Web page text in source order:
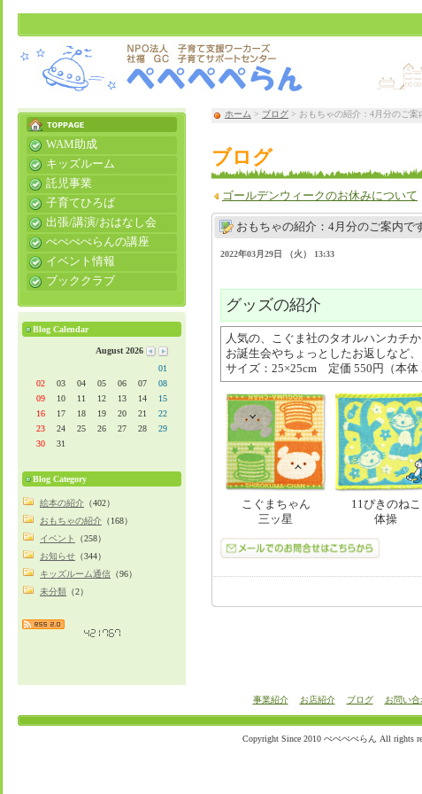
ホーム > ブログ > おもちゃの紹介：4月分のご案
ブログ
ゴールデンウィークのお休みについて
おもちゃの紹介：4月分のご案内で
2022年03月29日 （火） 13:33
グッズの紹介
人気の、こぐま社のタオルハンカチ
お誕生会やちょっとしたお返しなど
サイズ：25×25cm 定価 550円（本
こぐまちゃん
三ッ星
11ぴきのねこ
体操
WAM助成
キッズルーム
託児事業
子育てひろば
出張/講演/おはなし会
ぺぺぺぺらんの講座
イベント情報
ブッククラブ
Blog Calendar
August 2026
01
02
03 04 05 06 07
08
09
10 11 12 13 14
15
16
17 18 19 20 21
22
23
24 25 26 27 28
29
30
31
Blog Category
絵本の紹介 （402）
おもちゃの紹介 （168）
イベント
（258）
お知らせ （344）
キッズルーム通信 （96）
未分類 （2）
事業紹介 お店紹介 ブログ お問い合
Copyright Since 2010 ぺぺぺぺらん All rights